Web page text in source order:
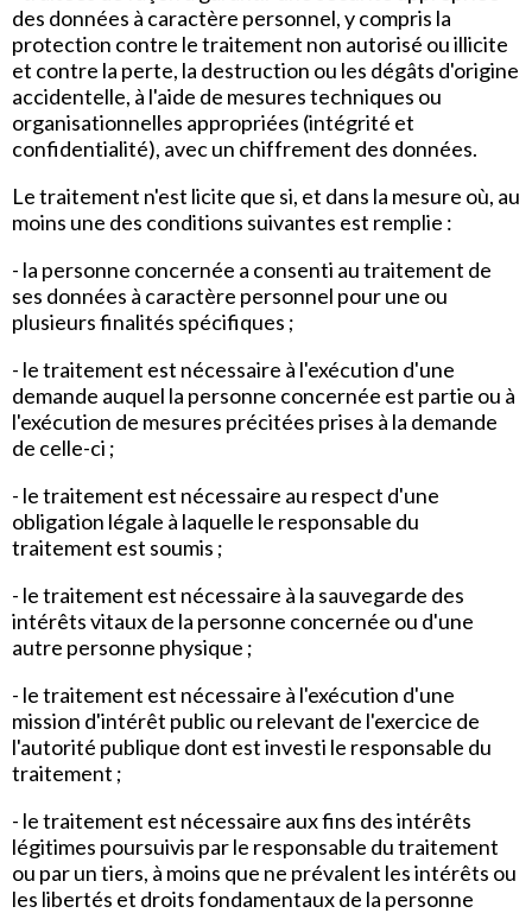
des données à caractère personnel, y compris la
protection contre le traitement non autorisé ou illicite
et contre la perte, la destruction ou les dégâts d'origine
accidentelle, à l'aide de mesures techniques ou
organisationnelles appropriées (intégrité et
confidentialité), avec un chiffrement des données.
Le traitement n'est licite que si, et dans la mesure où, au
moins une des conditions suivantes est remplie :
- la personne concernée a consenti au traitement de
ses données à caractère personnel pour une ou
plusieurs finalités spécifiques ;
- le traitement est nécessaire à l'exécution d'une
demande auquel la personne concernée est partie ou à
l'exécution de mesures précitées prises à la demande
de celle-ci ;
- le traitement est nécessaire au respect d'une
obligation légale à laquelle le responsable du
traitement est soumis ;
- le traitement est nécessaire à la sauvegarde des
intérêts vitaux de la personne concernée ou d'une
autre personne physique ;
- le traitement est nécessaire à l'exécution d'une
mission d'intérêt public ou relevant de l'exercice de
l'autorité publique dont est investi le responsable du
traitement ;
- le traitement est nécessaire aux fins des intérêts
légitimes poursuivis par le responsable du traitement
ou par un tiers, à moins que ne prévalent les intérêts ou
les libertés et droits fondamentaux de la personne